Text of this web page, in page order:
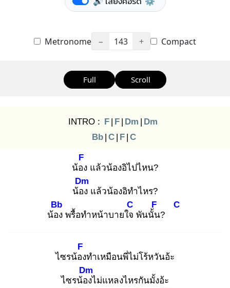
Metronome − 143 + Compact
Full Scroll
INTRO : F | F | Dm | Dm
Bb | C | F | C
น้อง
F
แล้วน้องอิไปไหน?
น้อง
Dm
แล้วน้องอิทำไหร?
น้อง
Bb
พรื้อทำหน้าบายใจ
C
พันนั้น
F
?
C
ไซรน้อง
F
ทำเหมือนพี่ไม่โร้หวันอ้ะ
ไซรน้อง
Dm
ไม่แหลงไหรกันมั้งอ้ะ